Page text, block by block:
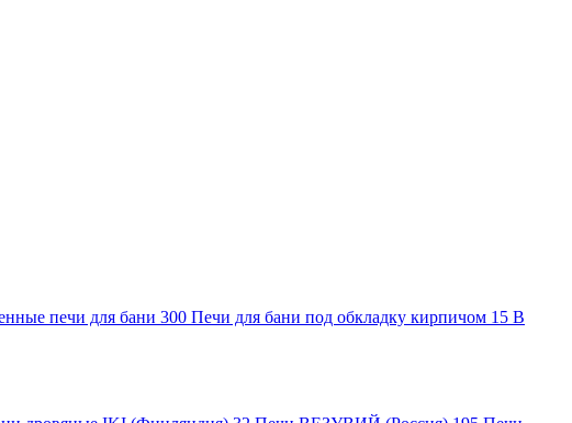
печи для бани 300 Печи для бани под обкладку кирпичом 15 В